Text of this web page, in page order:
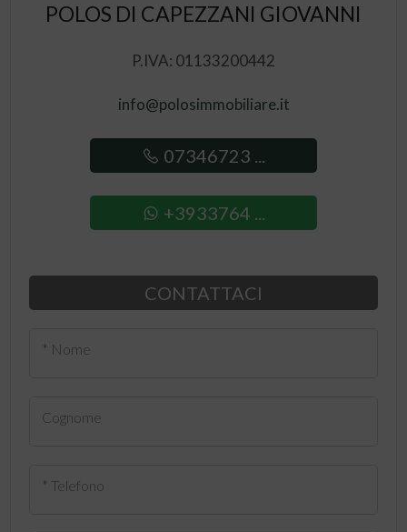
POLOS DI CAPEZZANI GIOVANNI
P.IVA: 01133200442
info@polosimmobiliare.it
07346723 ...
+3933764 ...
CONTATTACI
* Nome
Cognome
* Telefono